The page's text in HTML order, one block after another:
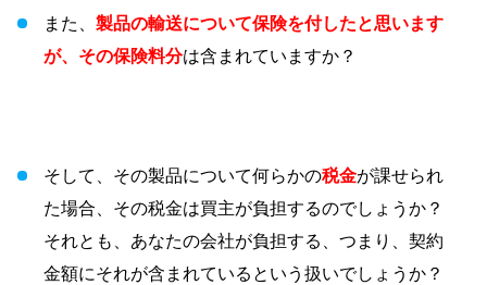
また、 製品の輸送について保険を付したと思います
が、その保険料分は含まれていますか？
そして、その製品について何らかの税金が課せられ
た場合、その税金は買主が負担するのでしょうか？
それとも、あなたの会社が負担する、つまり、契約
金額にそれが含まれているという扱いでしょうか？